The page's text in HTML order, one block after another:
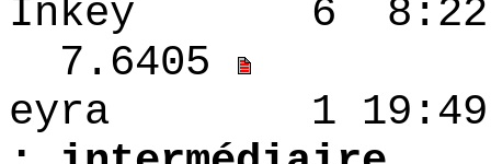
Inkey 6 8:22 -
7.6405
eyra 1